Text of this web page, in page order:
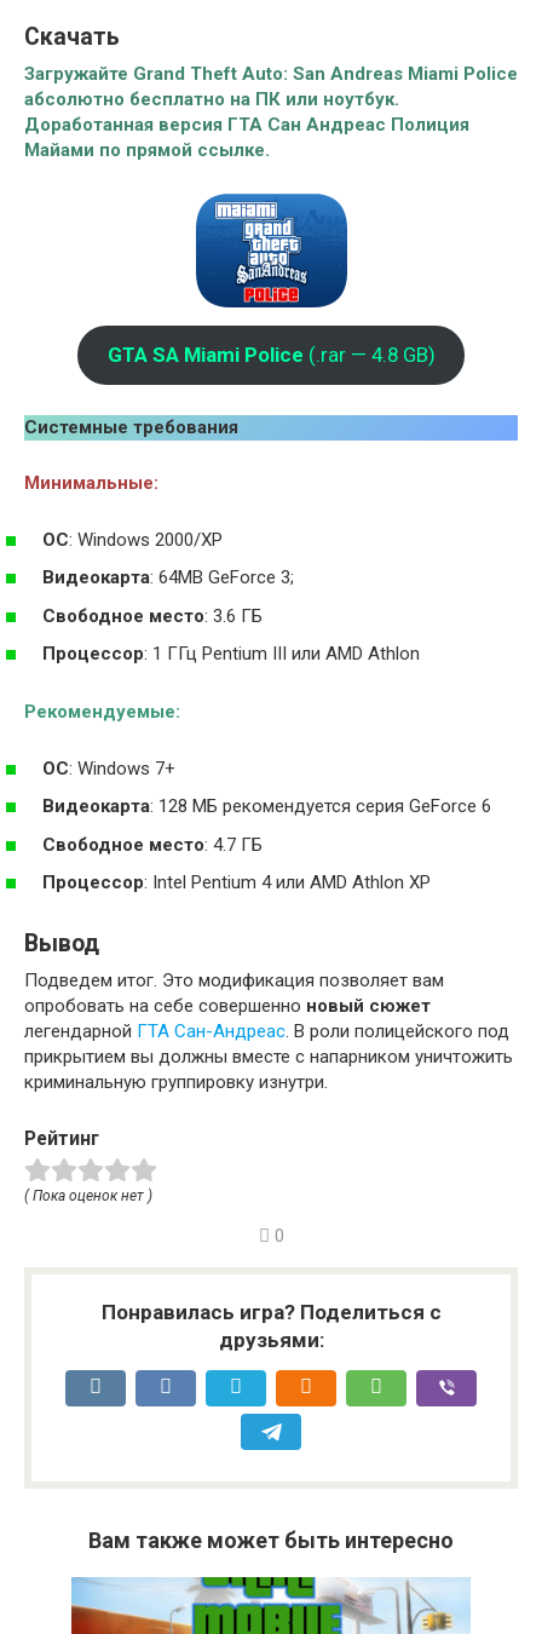
Скачать
Загружайте Grand Theft Auto: San Andreas Miami Police
абсолютно бесплатно на ПК или ноутбук.
Доработанная версия ГТА Сан Андреас Полиция
Майами по прямой ссылке.
GTA SA Miami Police (.rar — 4.8 GB)
Системные требования
Минимальные:
ОС: Windows 2000/XP
Видеокарта: 64MB GeForce 3;
Свободное место: 3.6 ГБ
Процессор: 1 ГГц Pentium III или AMD Athlon
Рекомендуемые:
ОС: Windows 7+
Видеокарта: 128 МБ рекомендуется серия GeForce 6
Свободное место: 4.7 ГБ
Процессор: Intel Pentium 4 или AMD Athlon XP
Вывод
Подведем итог. Это модификация позволяет вам
опробовать на себе совершенно новый сюжет
легендарной ГТА Сан-Андреас. В роли полицейского под
прикрытием вы должны вместе с напарником уничтожить
криминальную группировку изнутри.
Рейтинг
( Пока оценок нет )
0
Понравилась игра? Поделиться с
друзьями:
Вам также может быть интересно